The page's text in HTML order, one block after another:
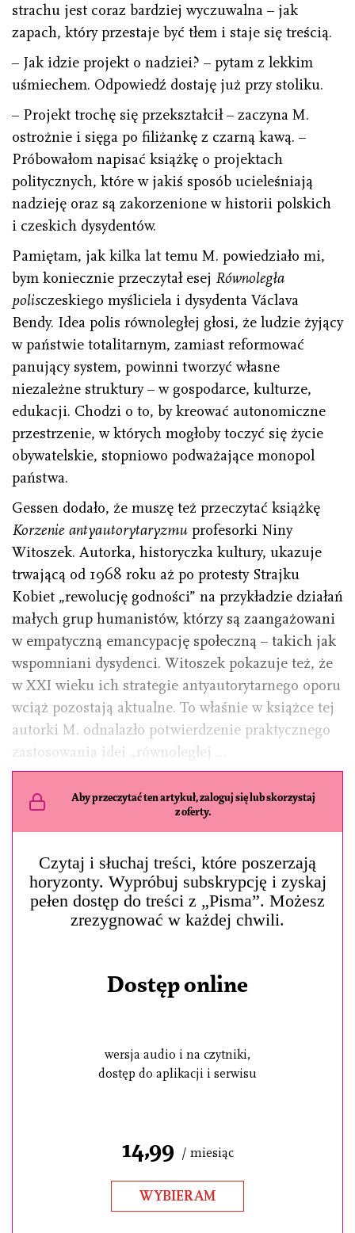
strachu jest coraz bardziej wyczuwalna – jak
zapach, który przestaje być tłem i staje się treścią.
– Jak idzie projekt o nadziei? – pytam z lekkim
uśmiechem. Odpowiedź dostaję już przy stoliku.
– Projekt trochę się przekształcił – zaczyna M.
ostrożnie i sięga po filiżankę z czarną kawą. –
Próbowałom napisać książkę o projektach
politycznych, które w jakiś sposób ucieleśniają
nadzieję oraz są zakorzenione w historii polskich
i czeskich dysydentów.
Pamiętam, jak kilka lat temu M. powiedziało mi,
bym koniecznie przeczytał esej Równoległa
polisczeskiego myśliciela i dysydenta Václava
Bendy. Idea polis równoległej głosi, że ludzie żyjący
w państwie totalitarnym, zamiast reformować
panujący system, powinni tworzyć własne
niezależne struktury – w gospodarce, kulturze,
edukacji. Chodzi o to, by kreować autonomiczne
przestrzenie, w których mogłoby toczyć się życie
obywatelskie, stopniowo podważające monopol
państwa.
Gessen dodało, że muszę też przeczytać książkę
Korzenie antyautorytaryzmu profesorki Niny
Witoszek. Au­torka, historyczka kultury, ukazuje
trwającą od 1968 roku aż po protesty Strajku
Kobiet „rewolucję godności” na przykładzie działań
małych grup humanistów, którzy są zaangażowani
w empatyczną emancypację społeczną – takich jak
wspomniani dysydenci. Witoszek pokazuje też, że
w XXI wieku ich strategie antyautorytarnego oporu
wciąż pozostają aktualne. To właśnie w książce tej
autorki M. odnalazło potwierdzenie praktycznego
zastosowania idei „równoległej …
Aby przeczytać ten artykuł, zaloguj się lub skorzystaj
z oferty.
Czytaj i słuchaj treści, które poszerzają
horyzonty. Wypróbuj subskrypcję i zyskaj
pełen dostęp do treści z „Pisma”. Możesz
zrezygnować w każdej chwili.
Dostęp online
wersja audio i na czytniki,
dostęp do aplikacji i serwisu
14,99 / miesiąc
WYBIERAM